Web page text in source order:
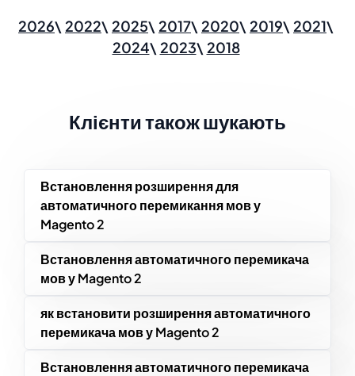
2026 2022 2025 2017 2020 2019
2021
2024
2023 2018
Клієнти також шукають
Встановлення розширення для
автоматичного перемикання мов у
Magento 2
Встановлення автоматичного перемикача
мов у Magento 2
як встановити розширення автоматичного
перемикача мов у Magento 2
Встановлення автоматичного перемикача